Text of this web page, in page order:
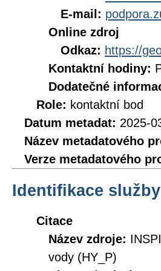
E-mail:
Online zdroj
Odkaz: https://
Kontaktní hodiny:
Dodatečné
Role: kontaktní bod
Datum metadat: 2025-
Název metadatového
Verze metadatového
Identifikace služby
Citace
Název zdroje:
vody (HY_P)